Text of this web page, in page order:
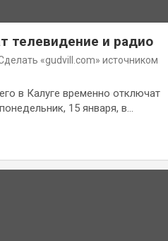
телевидение и радио
«gudvill.com» источником
в Калуге временно отключат
15 января, в…